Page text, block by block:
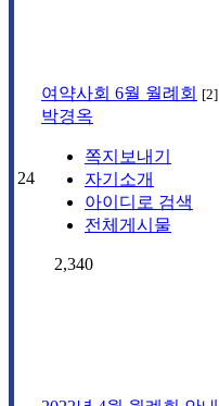
24
여약사회 6월 월례회 [2]
박경옥
쪽지보내기
자기소개
아이디로 검색
전체게시물
2,340